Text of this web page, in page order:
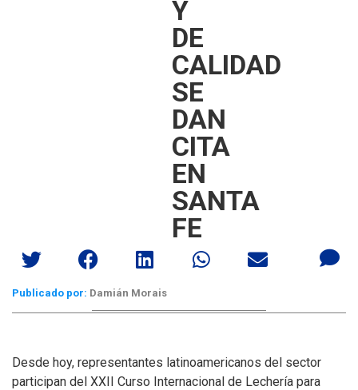
Y
DE
CALIDAD
SE
DAN
CITA
EN
SANTA
FE
Publicado por: Damián Morais
Desde hoy, representantes latinoamericanos del sector
participan del XXII Curso Internacional de Lechería para